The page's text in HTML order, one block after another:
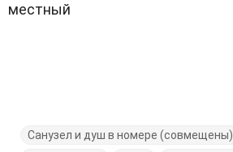
местный
Санузел и душ в номере (совмещены)